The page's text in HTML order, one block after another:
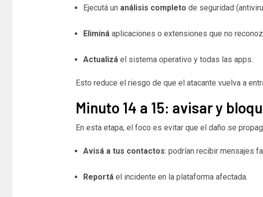
Ejecutá un análisis completo de seguridad
Eliminá aplicaciones o extensiones que no
Actualizáel sistema operativo y todas las apps.
Esto reduce el riesgo de que el atacante vuelva a
Minuto 14 a 15: avisar y
En esta etapa, el foco es evitar que el daño se
Avisá a tus contactos: podrían recibir mensajes
Reportá el incidente en la plataforma afectada.